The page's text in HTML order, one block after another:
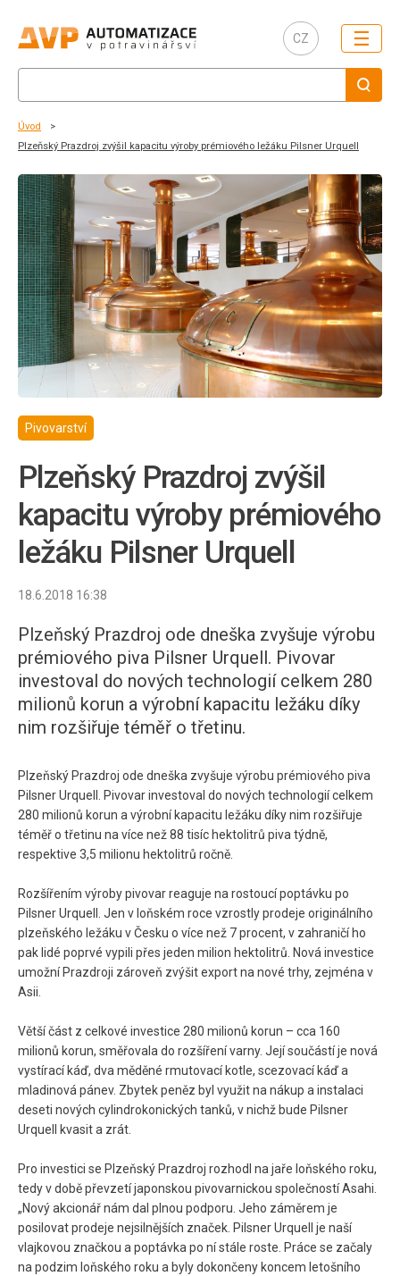
CZ ☰
Úvod
Plzeňský Prazdroj zvýšil kapacitu výroby prémiového ležáku Pilsner Urquell
Pivovarství
Plzeňský Prazdroj zvýšil
kapacitu výroby prémiového
ležáku Pilsner Urquell
18.6.2018 16:38
Plzeňský Prazdroj ode dneška zvyšuje výrobu
prémiového piva Pilsner Urquell. Pivovar
investoval do nových technologií celkem 280
milionů korun a výrobní kapacitu ležáku díky
nim rozšiřuje téměř o třetinu.
Plzeňský Prazdroj ode dneška zvyšuje výrobu prémiového piva
Pilsner Urquell. Pivovar investoval do nových technologií celkem
280 milionů korun a výrobní kapacitu ležáku díky nim rozšiřuje
téměř o třetinu na více než 88 tisíc hektolitrů piva týdně,
respektive 3,5 milionu hektolitrů ročně.
Rozšířením výroby pivovar reaguje na rostoucí poptávku po
Pilsner Urquell. Jen v loňském roce vzrostly prodeje originálního
plzeňského ležáku v Česku o více než 7 procent, v zahraničí ho
pak lidé poprvé vypili přes jeden milion hektolitrů. Nová investice
umožní Prazdroji zároveň zvýšit export na nové trhy, zejména v
Asii.
Větší část z celkové investice 280 milionů korun – cca 160
milionů korun, směřovala do rozšíření varny. Její součástí je nová
vystírací káď, dva měděné rmutovací kotle, scezovací káď a
mladinová pánev. Zbytek peněz byl využit na nákup a instalaci
deseti nových cylindrokonických tanků, v nichž bude Pilsner
Urquell kvasit a zrát.
Pro investici se Plzeňský Prazdroj rozhodl na jaře loňského roku,
tedy v době převzetí japonskou pivovarnickou společností Asahi.
„Nový akcionář nám dal plnou podporu. Jeho záměrem je
posilovat prodeje nejsilnějších značek. Pilsner Urquell je naší
vlajkovou značkou a poptávka po ní stále roste. Práce se začaly
na podzim loňského roku a byly dokončeny koncem letošního